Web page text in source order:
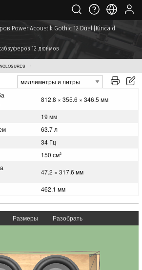
Power Acoustik Gothic 12 Dual [Kincaid
12 дюймов
KUSTOMZ]
812.8 × 355.6 × 346.5 мм
19 мм
63.7 л
34 Гц
150 см2
47.2 × 317.6 мм
462.1 мм
Размеры Разобрать